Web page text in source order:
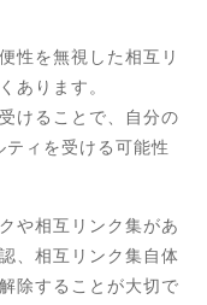
性を無視した相互リ
あります。
けることで、自分の
ィを受ける可能性
や相互リンク集があ
、相互リンク集自体
除することが大切で